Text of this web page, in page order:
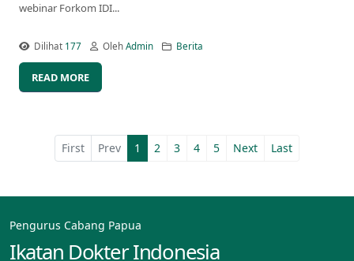
webinar Forkom IDI...
Dilihat 177 OlehAdmin Berita
READ MORE
First Prev 1 2 3 4 5 Next Last
Pengurus Cabang Papua
Ikatan Dokter Indonesia